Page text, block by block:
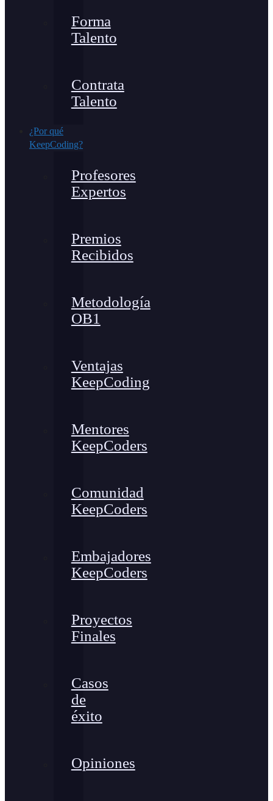
Forma
Talento
Contrata
Talento
¿Por qué
KeepCoding?
Profesores
Expertos
Premios
Recibidos
Metodología
OB1
Ventajas
KeepCoding
Mentores
KeepCoders
Comunidad
KeepCoders
Embajadores
KeepCoders
Proyectos
Finales
Casos
de
éxito
Opiniones